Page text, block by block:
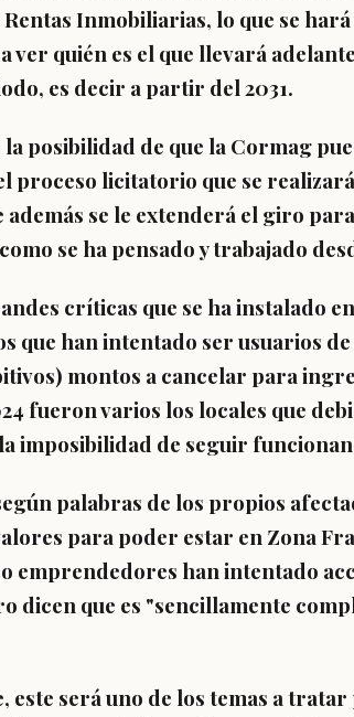
Inmobiliarias, lo que se
ver quién es el que llevará
es decir a partir del 2031.
posibilidad de que la Cormag
proceso licitatorio que se
además se le extenderá el giro
se ha pensado y trabajado
críticas que se ha instalado
que han intentado ser usuarios
montos a cancelar para
fueron varios los locales que
imposibilidad de seguir
palabras de los propios
para poder estar en Zona
emprendedores han intentado
dicen que es "sencillamente
este será uno de los temas a